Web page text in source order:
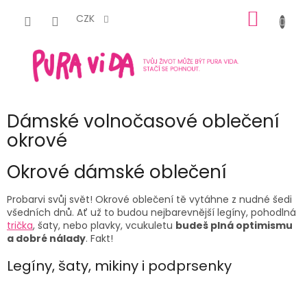
CZK
KOŠÍK
Dámské volnočasové oblečení
okrové
Okrové dámské oblečení
Probarvi svůj svět! Okrové oblečení tě vytáhne z nudné šedi
všedních dnů. Ať už to budou nejbarevnější legíny, pohodlná
trička, šaty, nebo plavky, vcukuletu budeš plná optimismu
a dobré nálady. Fakt!
Legíny, šaty, mikiny i podprsenky